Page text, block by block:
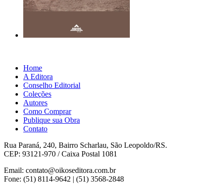
Home
A Editora
Conselho Editorial
Coleções
Autores
Como Comprar
Publique sua Obra
Contato
Rua Paraná, 240, Bairro Scharlau, São Leopoldo/RS.
CEP: 93121-970 / Caixa Postal 1081
Email: contato@oikoseditora.com.br
Fone: (51) 8114-9642 | (51) 3568-2848